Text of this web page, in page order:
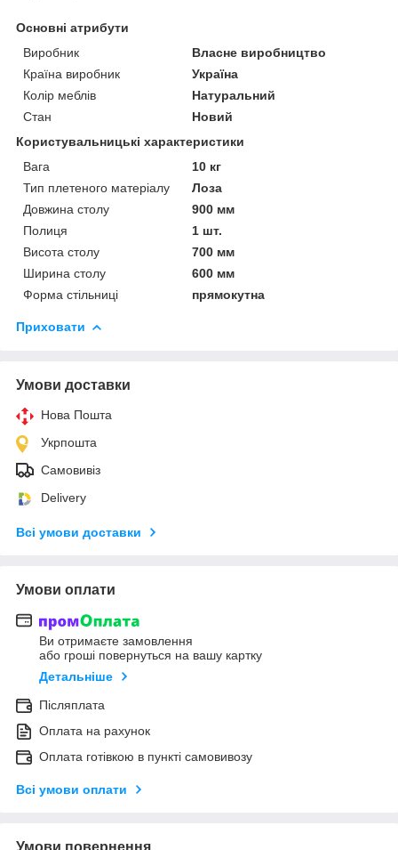
Основні атрибути
Виробник
Власне виробництво
Країна виробник
Україна
Колір меблів
Натуральний
Стан
Новий
Користувальницькі характеристики
Вага
10 кг
Тип плетеного матеріалу
Лоза
Довжина столу
900 мм
Полиця
1 шт.
Висота столу
700 мм
Ширина столу
600 мм
Форма стільниці
прямокутна
Приховати
Умови доставки
Нова Пошта
Укрпошта
Самовивіз
Delivery
Всі умови доставки
Умови оплати
Ви отримаєте замовлення
або гроші повернуться на вашу картку
Детальніше
Післяплата
Оплата на рахунок
Оплата готівкою в пункті самовивозу
Всі умови оплати